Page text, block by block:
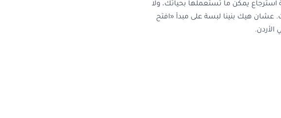
يمكن ما تستعملها بحياتك، ولا
عشان هيك بنينا لبسة على مبدأ «افتح
الأردن.